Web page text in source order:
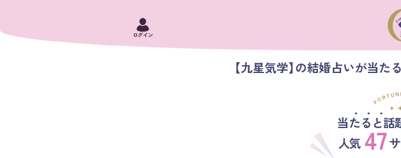
ログイン
【九星気学】の結婚占いが当
当たると話
人気 47